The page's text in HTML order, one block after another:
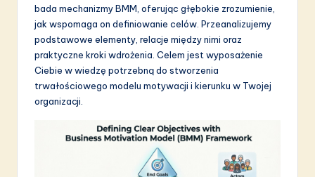
o
w
bada mechanizmy BMM, oferując głębokie zrozumienie,
jak wspomaga on definiowanie celów. Przeanalizujemy
podstawowe elementy, relacje między nimi oraz
praktyczne kroki wdrożenia. Celem jest wyposażenie
Ciebie w wiedzę potrzebną do stworzenia
trwałościowego modelu motywacji i kierunku w Twojej
organizacji.